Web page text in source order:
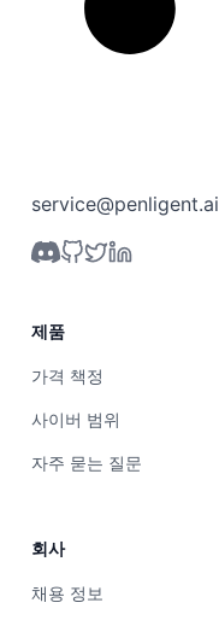
service@penligent.ai
제품
가격 책정
사이버 범위
자주 묻는 질문
회사
채용 정보